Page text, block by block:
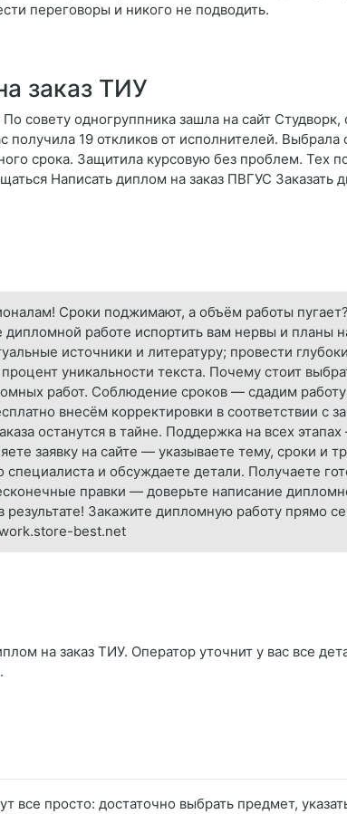
переговоры и никого не подводить.
заказ ТИУ
совету одногруппника зашла на сайт
19 откликов от исполнителей. Выбрала
срока. Защитила курсовую без проблем. Тех
Написать диплом на заказ ПВГУС
Сроки поджимают, а объём работы
дипломной работе испортить вам нервы и
источники и литературу; провести
уникальности текста. Почему стоит
работ. Соблюдение сроков — сдадим
внесём корректировки в соответствии с
останутся в тайне. Поддержка на всех
заявку на сайте — указываете тему, сроки и
и обсуждаете детали. Получаете
правки — доверьте написание
Закажите дипломную работу прямо
best.net
на заказ ТИУ. Оператор уточнит у вас все
все просто: достаточно выбрать предмет,